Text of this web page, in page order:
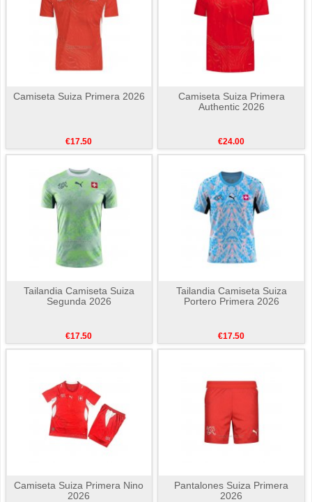
Camiseta Suiza Primera 2026
€17.50
Camiseta Suiza Primera
Authentic 2026
€24.00
Tailandia Camiseta Suiza
Segunda 2026
€17.50
Tailandia Camiseta Suiza
Portero Primera 2026
€17.50
Camiseta Suiza Primera Nino
2026
Pantalones Suiza Primera
2026